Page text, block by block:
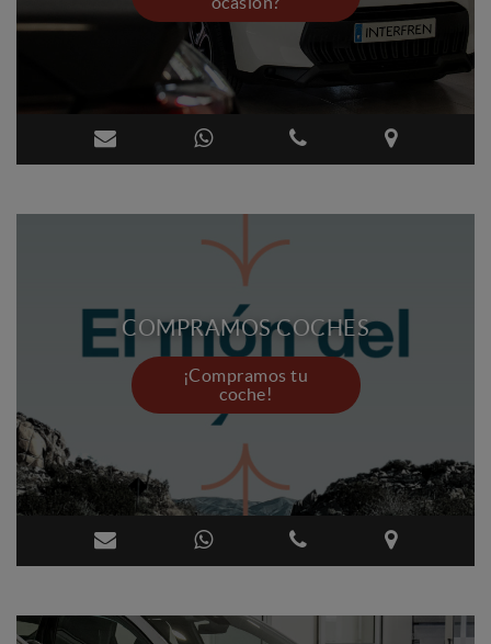
COMPRAMOS COCHES
¡Compramos tu
coche!